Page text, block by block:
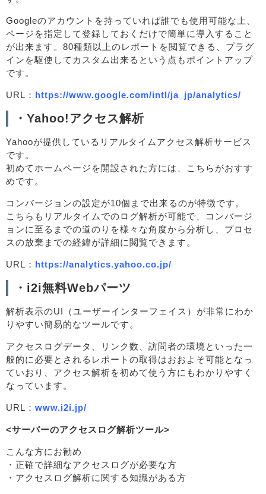
Googleのアカウントを持っていれば誰でも使用可能な上、
ページを指定して登録しておくだけで簡単に導入すること
が出来ます。80種類以上のレポートを閲覧できる、プラグ
インを駆使してカスタム出来るという点もポイントアップ
です。
URL： https://www.google.com/intl/ja_jp/analytics/
・Yahoo!アクセス解析
Yahooが提供しているリアルタイムアクセス解析サービス
です。
初めてホームページを開設された方には、こちらがおすす
めです。
コンバージョンの設定が10個まで出来るのが特徴です。
こちらもリアルタイムでのログ解析が可能で、コンバージ
ョンに至るまでの道のりを様々な角度から分析し、プロセ
スの放棄までの経緯が詳細に閲覧できます。
URL： https://analytics.yahoo.co.jp/
・i2i無料Webパーツ
解析表示のUI（ユーザーインターフェイス）が非常にわか
りやすい簡易的なツールです。
アクセスログデータ、リンク数、訪問者の環境といった一
般的に必要とされるレポートの取得はおおよそ可能となっ
ていおり、アクセス解析を初めて使う方にもわかりやすく
なっています。
URL： www.i2i.jp/
<サーバーのアクセスログ解析ツール>
こんな方にお勧め
・正確で詳細なアクセスログが必要な方
・アクセスログ解析に関する知識がある方